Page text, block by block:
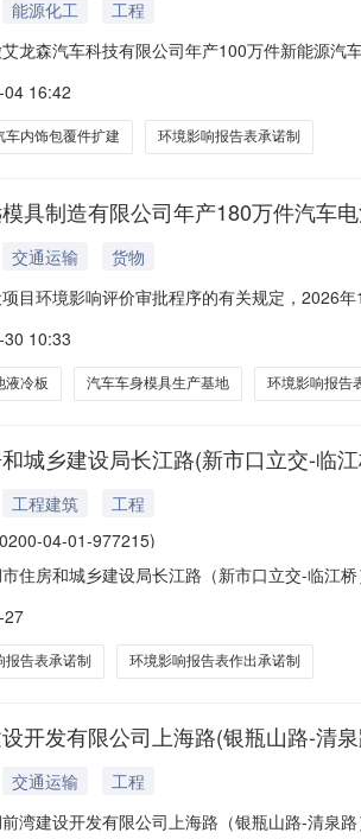
能源化工
工程
龙森汽车科技有限公司年产100万件新能源
相关法律法规和芜湖市政务服务中心管理有
址：芜湖市市民服务
16:42
车内饰包覆件扩建 环境影响报告表承诺制
具制造有限公司年产180万件汽车
交通运输
货物
目环境影响评价审批程序的有关规定，2026
公示期内将书面意见反馈至中国（安徽）自
万件汽车电池
10:33
液冷板 汽车车身模具生产基地 环境影响报告
城乡建设局长江路(新市口立交-临
工程建筑
工程
04-01-977215)
住房和城乡建设局长江路（新市口立交-临江
审批决定情况予以公示，公示期为5个工作日
馈至市生态环境局行政审批科。
27
报告表承诺制 环境影响报告表作出承诺制
开发有限公司上海路(银瓶山路-清
交通运输
工程
湾建设开发有限公司上海路（银瓶山路-清泉